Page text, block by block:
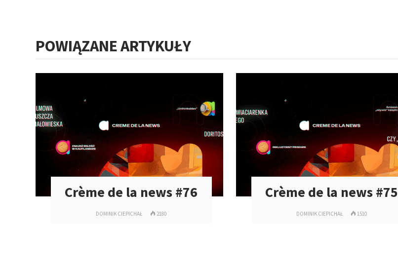
POWIĄZANE ARTYKUŁY
Crème de la news #76
DOMINIK CIEPICHAŁ 2180
Crème de la news #75
DOMINIK CIEPICHAŁ 1510